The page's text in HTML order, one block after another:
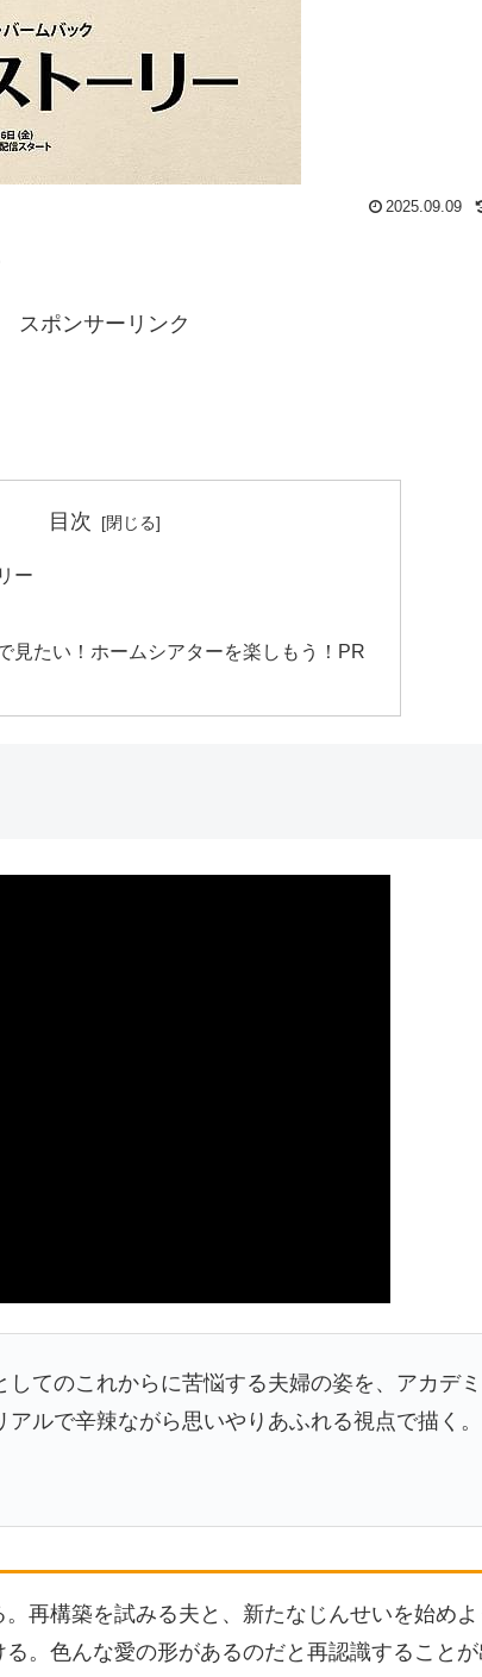
2025.09.09
スポンサーリンク
目次
ー
見たい！ホームシアターを楽しもう！PR
てのこれからに苦悩する夫婦の姿を、アカデ
ルで辛辣ながら思いやりあふれる視点で描く。
再構築を試みる夫と、新たなじんせいを始め
。色んな愛の形があるのだと再認識することが